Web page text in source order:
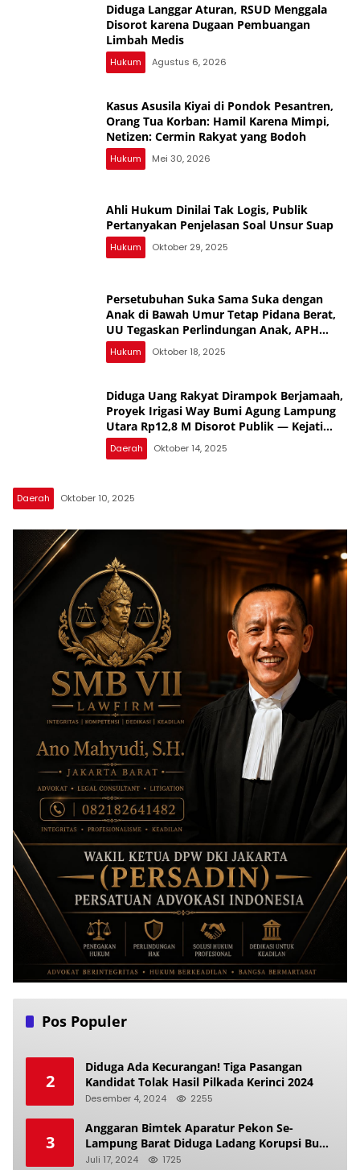
Diduga Langgar Aturan, RSUD Menggala
Disorot karena Dugaan Pembuangan
Limbah Medis
Hukum Agustus 6, 2026
Kasus Asusila Kiyai di Pondok Pesantren,
Orang Tua Korban: Hamil Karena Mimpi,
Netizen: Cermin Rakyat yang Bodoh
Hukum Mei 30, 2026
Ahli Hukum Dinilai Tak Logis, Publik
Pertanyakan Penjelasan Soal Unsur Suap
Hukum Oktober 29, 2025
Persetubuhan Suka Sama Suka dengan
Anak di Bawah Umur Tetap Pidana Berat,
UU Tegaskan Perlindungan Anak, APH
Lampura Diminta Tegas, Banyak yang
Belum Diungkap, Periksa Semua SMA,
Hukum Oktober 18, 2025
Diduga Uang Rakyat Dirampok Berjamaah,
Proyek Irigasi Way Bumi Agung Lampung
Utara Rp12,8 M Disorot Publik — Kejati
Turun, Tapi Bungkam!
Daerah Oktober 14, 2025
Daerah Oktober 10, 2025
Pos Populer
2
Diduga Ada Kecurangan! Tiga Pasangan
Kandidat Tolak Hasil Pilkada Kerinci 2024
Desember 4, 2024 2255
3
Anggaran Bimtek Aparatur Pekon Se-
Lampung Barat Diduga Ladang Korupsi Buat
Makan Anak Istri
Juli 17, 2024 1725